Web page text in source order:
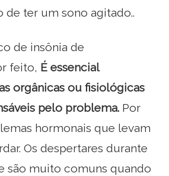
de ter um sono agitado..
de insônia de
feito, É essencial
orgânicas ou fisiológicas
​​pelo problema. Por
hormonais que levam
Os despertares durante
são muito comuns quando